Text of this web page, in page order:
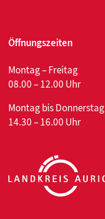
Öffnungszeiten
Montag – Freitag
08.00 – 12.00 Uhr
Montag bis Donnerstag
14.30 – 16.00 Uhr